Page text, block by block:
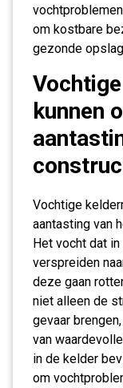
om kostbare
gezonde
kunnen
Vochtige
aantasting van
Het vocht dat
verspreiden
deze gaan
niet alleen de
gevaar
van
in de kelder
om